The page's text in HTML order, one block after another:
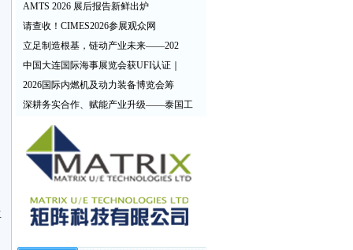
AMTS 2026 展后报告新鲜出炉
请查收！CIMES2026参展观众网
立足制造根基，链动产业未来——202
中国大连国际海事展览会获UFI认证｜
2026国际内燃机及动力装备博览会筹
深耕务实合作、赋能产业升级——泰国工